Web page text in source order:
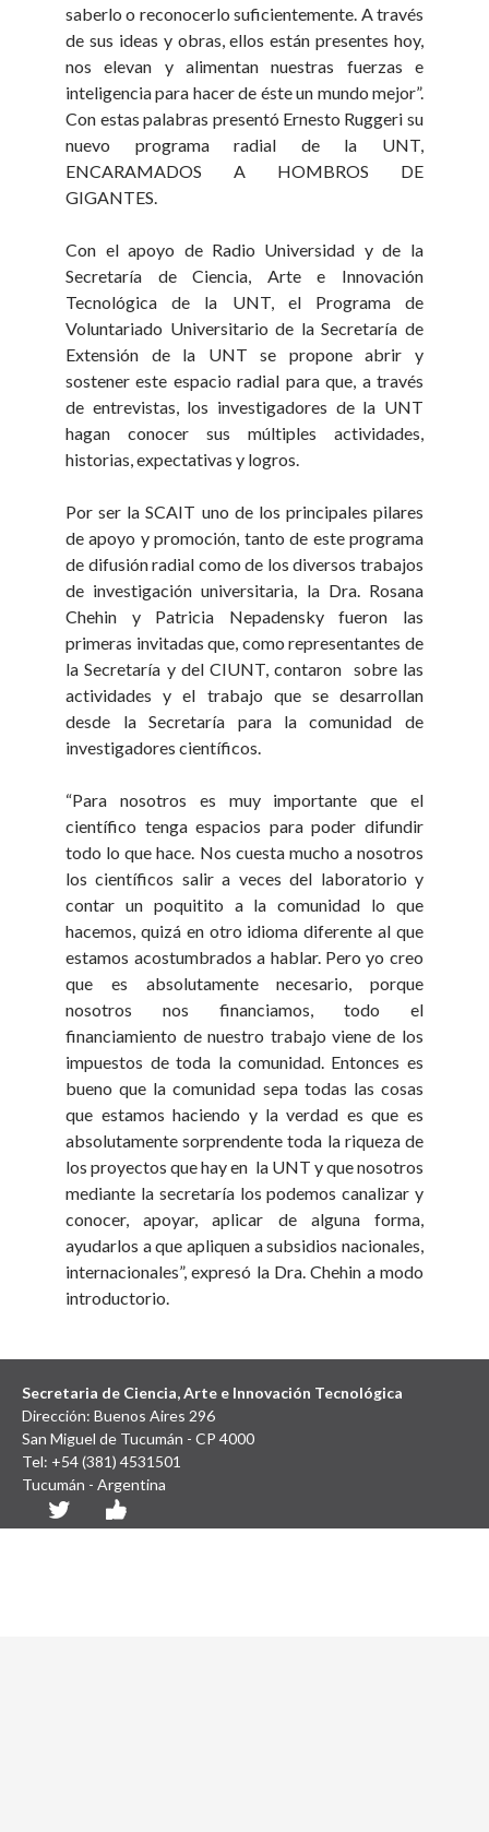
saberlo o reconocerlo suficientemente. A través
de sus ideas y obras, ellos están presentes hoy,
nos elevan y alimentan nuestras fuerzas e
inteligencia para hacer de éste un mundo mejor”.
Con estas palabras presentó Ernesto Ruggeri su
nuevo programa radial de la UNT,
ENCARAMADOS A HOMBROS DE
GIGANTES.
Con el apoyo de Radio Universidad y de la
Secretaría de Ciencia, Arte e Innovación
Tecnológica de la UNT, el Programa de
Voluntariado Universitario de la Secretaría de
Extensión de la UNT se propone abrir y
sostener este espacio radial para que, a través
de entrevistas, los investigadores de la UNT
hagan conocer sus múltiples actividades,
historias, expectativas y logros.
Por ser la SCAIT uno de los principales pilares
de apoyo y promoción, tanto de este programa
de difusión radial como de los diversos trabajos
de investigación universitaria, la Dra. Rosana
Chehin y Patricia Nepadensky fueron las
primeras invitadas que, como representantes de
la Secretaría y del CIUNT, contaron sobre las
actividades y el trabajo que se desarrollan
desde la Secretaría para la comunidad de
investigadores científicos.
“Para nosotros es muy importante que el
científico tenga espacios para poder difundir
todo lo que hace. Nos cuesta mucho a nosotros
los científicos salir a veces del laboratorio y
contar un poquitito a la comunidad lo que
hacemos, quizá en otro idioma diferente al que
estamos acostumbrados a hablar. Pero yo creo
que es absolutamente necesario, porque
nosotros nos financiamos, todo el
financiamiento de nuestro trabajo viene de los
impuestos de toda la comunidad. Entonces es
bueno que la comunidad sepa todas las cosas
que estamos haciendo y la verdad es que es
absolutamente sorprendente toda la riqueza de
los proyectos que hay en la UNT y que nosotros
mediante la secretaría los podemos canalizar y
conocer, apoyar, aplicar de alguna forma,
ayudarlos a que apliquen a subsidios nacionales,
internacionales”, expresó la Dra. Chehin a modo
introductorio.
Secretaria de Ciencia, Arte e Innovación Tecnológica
Dirección: Buenos Aires 296
San Miguel de Tucumán - CP 4000
Tel: +54 (381) 4531501
Tucumán - Argentina